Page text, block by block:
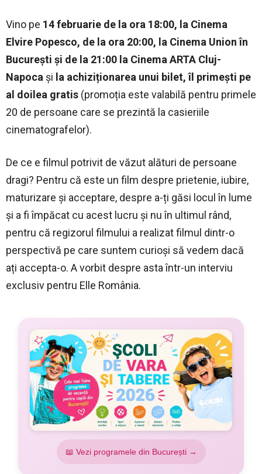
Vino pe 14 februarie de la ora 18:00, la Cinema
Elvire Popesco, de la ora 20:00, la Cinema Union în
București și de la 21:00 la Cinema ARTA Cluj-
Napoca și la achiziționarea unui bilet, îl primești pe
al doilea gratis (promoția este valabilă pentru primele
20 de persoane care se prezintă la casieriile
cinematografelor).
De ce e filmul potrivit de văzut alături de persoane
dragi? Pentru că este un film despre prietenie, iubire,
maturizare și acceptare, despre a-ți găsi locul în lume
și a fi împăcat cu acest lucru și nu în ultimul rând,
pentru că regizorul filmului a realizat filmul dintr-o
perspectivă pe care suntem curioși să vedem dacă
ați accepta-o. A vorbit despre asta într-un interviu
exclusiv pentru Elle România.
📖 Vezi programele din București →